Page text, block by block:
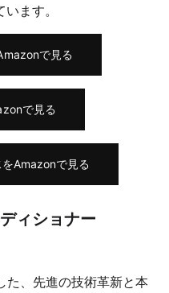
ます。
で見る
で見る
Amazonで見る
ィショナー
た、先進の技術革新と本